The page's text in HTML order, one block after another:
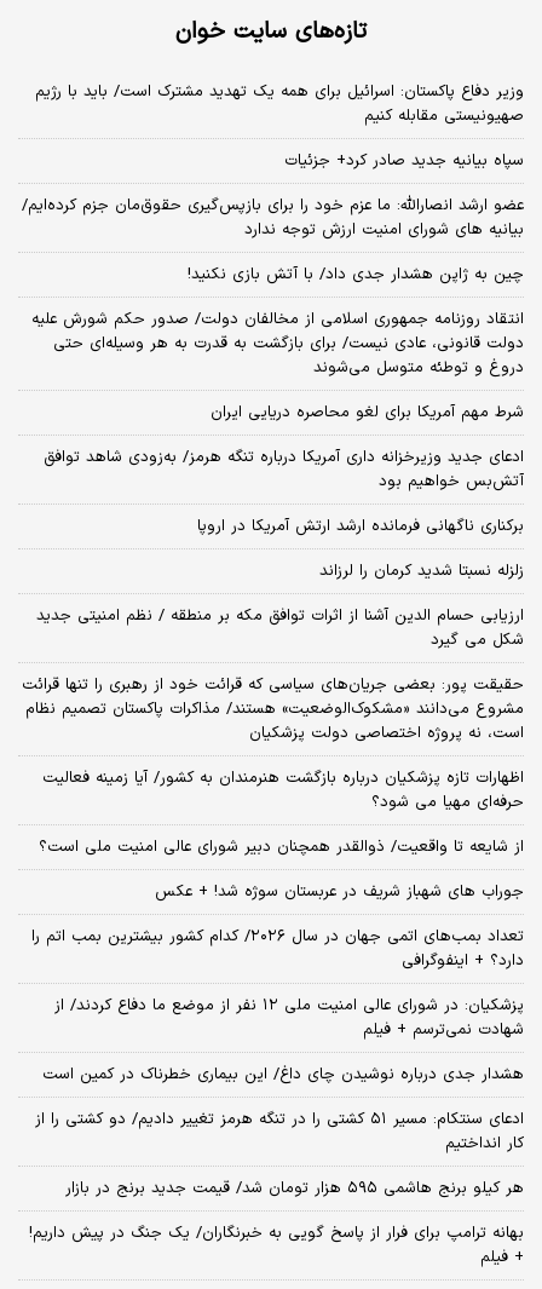
تازه‌های سایت خوان
وزیر دفاع پاکستان: اسرائیل برای همه یک تهدید مشترک است/ باید با رژیم
صهیونیستی مقابله کنیم
سپاه بیانیه جدید صادر کرد+ جزئیات
عضو ارشد انصارالله: ما عزم خود را برای بازپس‌گیری حقوق‌مان جزم کرده‌ایم/
بیانیه‌ های شورای امنیت ارزش توجه ندارد
چین به ژاپن هشدار جدی داد/ با آتش بازی نکنید!
انتقاد روزنامه جمهوری اسلامی از مخالفان دولت/ صدور حکم شورش علیه
دولت قانونی، عادی نیست/ برای بازگشت به قدرت به هر وسیله‌ای حتی
دروغ و توطئه متوسل می‌شوند
شرط مهم آمریکا برای لغو محاصره دریایی ایران
ادعای جدید وزیرخزانه داری آمریکا درباره تنگه هرمز/ به‌زودی شاهد توافق
آتش‌بس خواهیم بود
برکناری ناگهانی فرمانده ارشد ارتش آمریکا در اروپا
زلزله نسبتا شدید کرمان را لرزاند
ارزیابی حسام الدین آشنا از اثرات توافق مکه بر منطقه / نظم امنیتی جدید
شکل می گیرد
حقیقت پور: بعضی جریان‌های سیاسی که قرائت خود از رهبری را تنها قرائت
مشروع می‌دانند «مشکوک‌الوضعیت» هستند/ مذاکرات پاکستان تصمیم نظام
است، نه پروژه اختصاصی دولت پزشکیان
اظهارات تازه پزشکیان درباره بازگشت هنرمندان به کشور/ آیا زمینه فعالیت
حرفه‌ای مهیا می شود؟
از شایعه تا واقعیت/ ذوالقدر همچنان دبیر شورای ‌عالی امنیت ملی است؟
جوراب های شهباز شریف در عربستان سوژه شد! + عکس
تعداد بمب‌های اتمی جهان در سال ۲۰۲۶/ کدام کشور بیشترین بمب اتم را
دارد؟ + اینفوگرافی
پزشکیان: در شورای عالی امنیت ملی ۱۲ نفر از موضع ما دفاع کردند/ از
شهادت نمی‌ترسم + فیلم
هشدار جدی درباره نوشیدن چای داغ/ این بیماری خطرناک در کمین است
ادعای سنتکام: مسیر ۵۱ کشتی را در تنگه هرمز تغییر دادیم/ دو کشتی را از
کار انداختیم
هر کیلو برنج هاشمی ۵۹۵ هزار تومان شد/ قیمت جدید برنج در بازار
بهانه ترامپ برای فرار از پاسخ گویی به خبرنگاران/ یک جنگ در پیش داریم!
+ فیلم